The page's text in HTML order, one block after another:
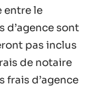
entre le
d’agence sont
pas inclus
de notaire
frais d’agence